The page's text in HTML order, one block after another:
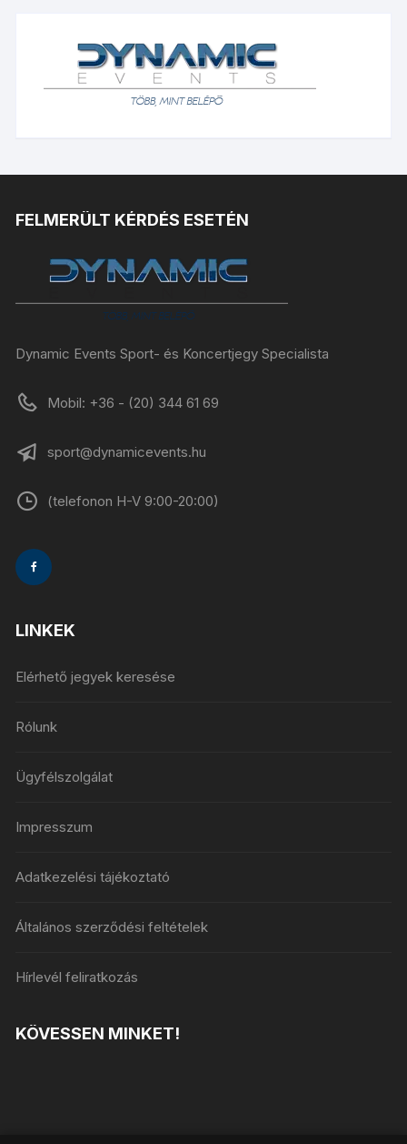
FELMERÜLT KÉRDÉS ESETÉN
Dynamic Events Sport- és Koncertjegy Specialista
Mobil: +36 - (20) 344 61 69
sport@dynamicevents.hu
(telefonon H-V 9:00-20:00)
LINKEK
Elérhető jegyek keresése
Rólunk
Ügyfélszolgálat
Impresszum
Adatkezelési tájékoztató
Általános szerződési feltételek
Hírlevél feliratkozás
KÖVESSEN MINKET!